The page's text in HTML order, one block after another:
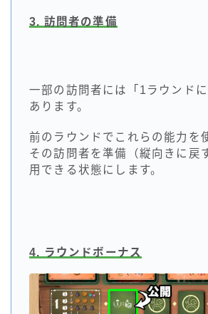
3. 訪問者の準備
一部の訪問者には「1ラウンド
あります。
前のラウンドでこれらの能力を
その訪問者を準備（縦向きに戻
用できる状態にします。
4. ラウンドボーナス